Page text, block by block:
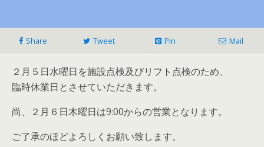
Share Tweet Pin Mail
２月５日水曜日を施設点検及びリフト点検のため、
臨時休業日とさせていただきます。
尚、２月６日木曜日は9:00からの営業となります。
ご了承のほどよろしくお願い致します。